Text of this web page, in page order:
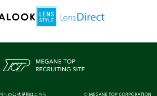
への公式見解はこちら